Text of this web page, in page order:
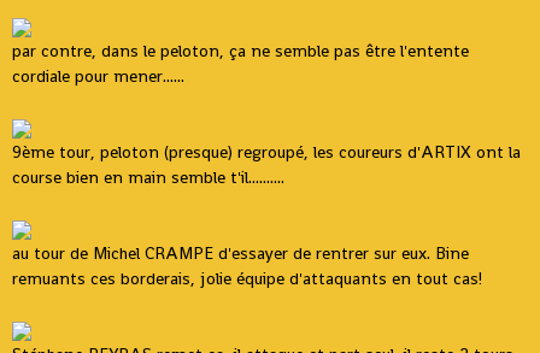
par contre, dans le peloton, ça ne semble pas être l'entente
cordiale pour mener......
9ème tour, peloton (presque) regroupé, les coureurs d'ARTIX ont la
course bien en main semble t'il..........
au tour de Michel CRAMPE d'essayer de rentrer sur eux. Bine
remuants ces borderais, jolie équipe d'attaquants en tout cas!